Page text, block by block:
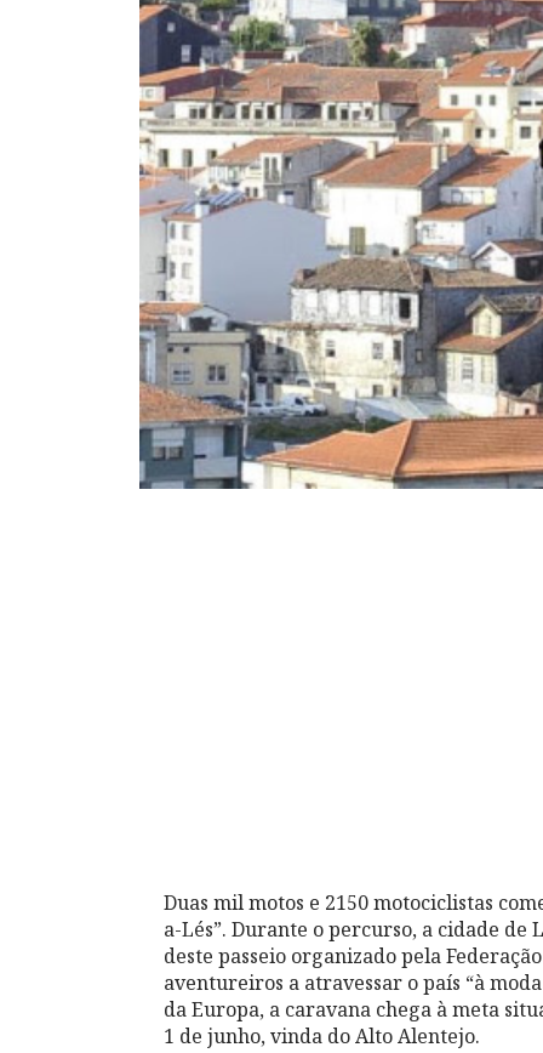
Duas mil motos e 2150 motociclistas
a-Lés”. Durante o percurso, a cidade
deste passeio organizado pela
aventureiros a atravessar o país “à
da Europa, a caravana chega à meta
1 de junho, vinda do Alto Alentejo.